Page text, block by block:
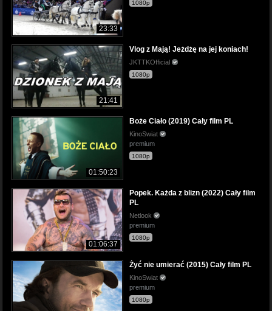
23:33
1080p
21:41
Vlog z Mają! Jeżdżę na jej koniach!
JKTTKOfficial
1080p
01:50:23
Boże Ciało (2019) Cały film PL
KinoSwiat
premium
1080p
01:06:37
Popek. Każda z blizn (2022) Cały film
PL
Netlook
premium
1080p
Żyć nie umierać (2015) Cały film PL
KinoSwiat
premium
1080p